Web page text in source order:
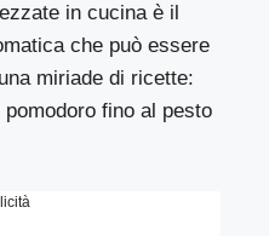
in cucina è il
che può essere
miriade di ricette:
fino al pesto